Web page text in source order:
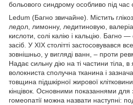
больового синдрому особливо під час
Ledum (Багно звичайне). Містить
ледол, лимонну, ледитиновую,
кислоти, солі калію і кальцію. Багно
засіб. У XIX столітті застосовувався
зовнішньо, у вигляді ванн, – проти
Надає сильну дію на ті частини тіла,
волокниста сполучна тканина і
товщина підшкірної жирової
кінцівок. Основними показаннями
гомеопатії можна назвати наступні: